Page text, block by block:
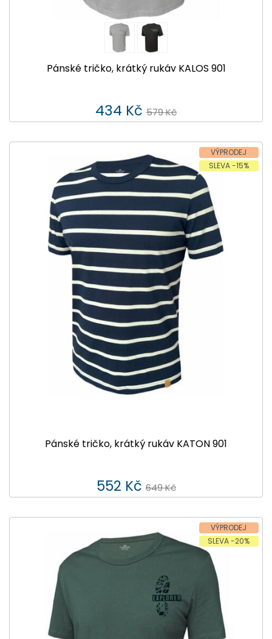
Pánské tričko, krátký rukáv KALOS 901
434 Kč 579 Kč
VÝPRODEJ
SLEVA -15%
Pánské tričko, krátký rukáv KATON 901
552 Kč 649 Kč
VÝPRODEJ
SLEVA -20%